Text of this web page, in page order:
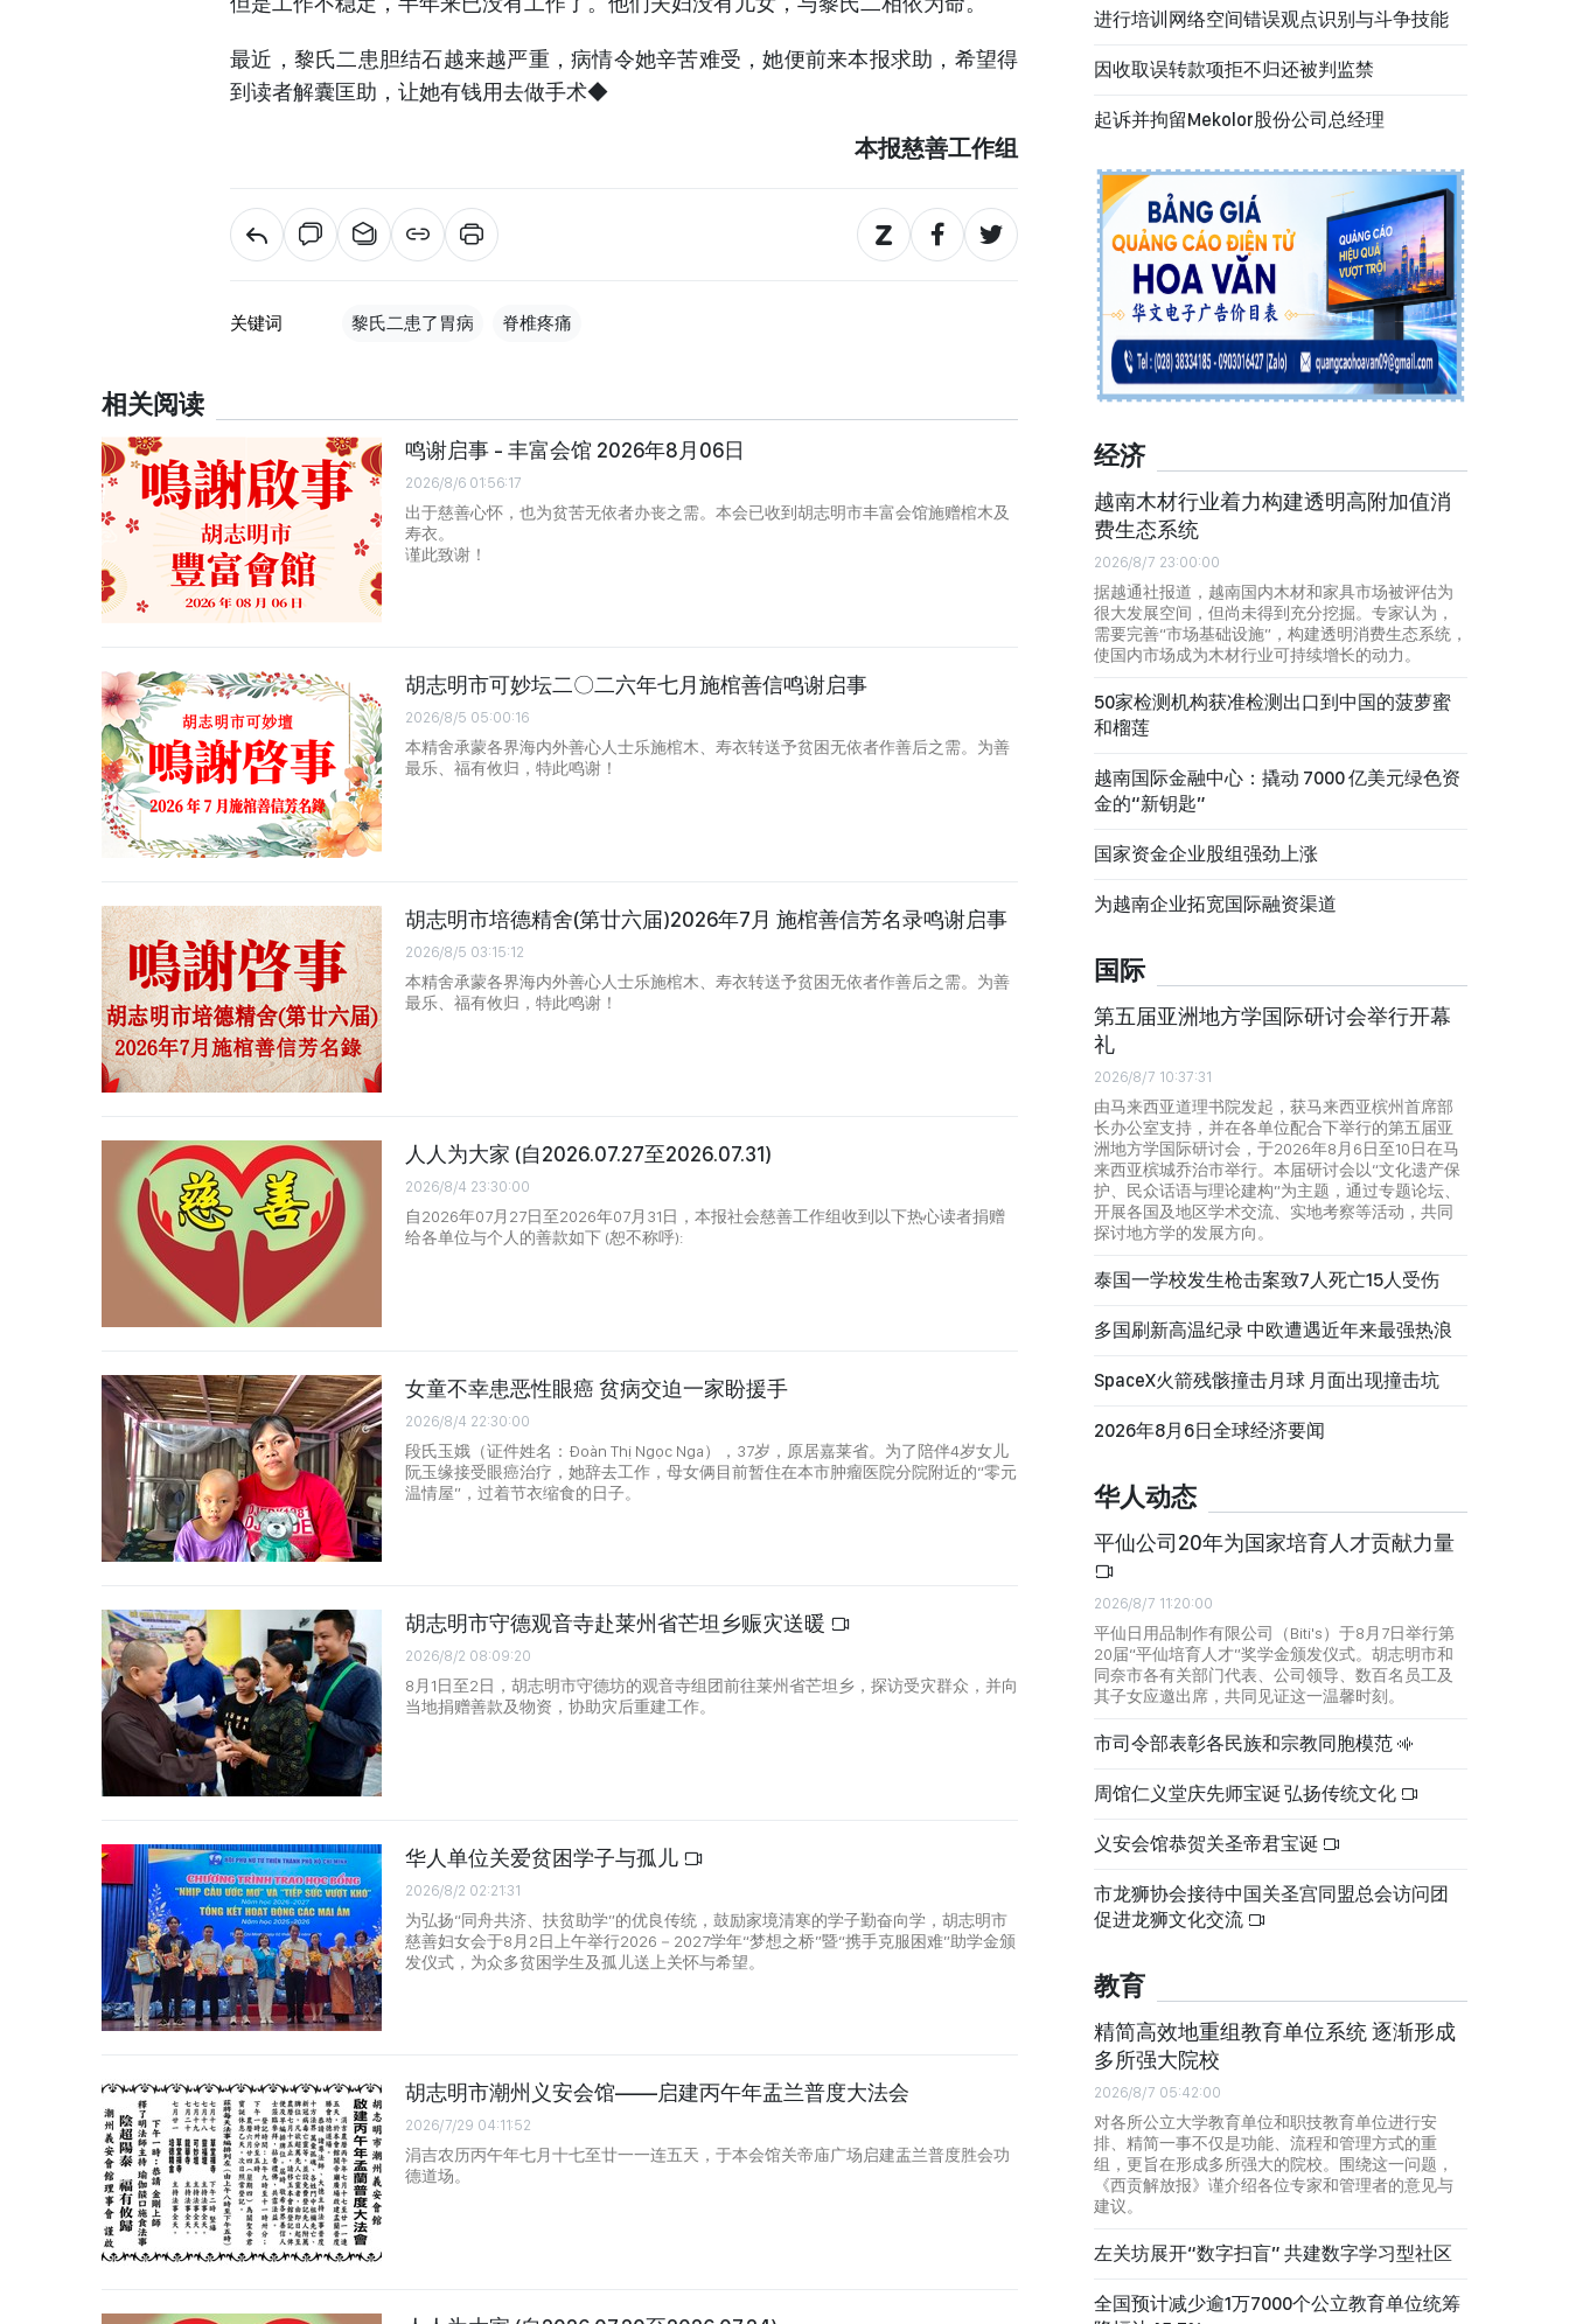
最近，黎氏二患胆结石越来越严重，病情令她辛苦难受，她便前来本报求助，希望得
到读者解囊匡助，让她有钱用去做手术◆
本报慈善工作组
关键词 黎氏二患了胃病 脊椎疼痛
相关阅读
鸣谢启事 - 丰富会馆 2026年8月06日
2026/8/6 01:56:17
出于慈善心怀，也为贫苦无依者办丧之需。本会已收到胡志明市丰富会馆施赠棺木及
寿衣。
谨此致谢！
胡志明市可妙坛二〇二六年七月施棺善信鸣谢启事
2026/8/5 05:00:16
本精舍承蒙各界海内外善心人士乐施棺木、寿衣转送予贫困无依者作善后之需。为善
最乐、福有攸归，特此鸣谢！
胡志明市培德精舍(第廿六届)2026年7月 施棺善信芳名录鸣谢启事
2026/8/5 03:15:12
本精舍承蒙各界海内外善心人士乐施棺木、寿衣转送予贫困无依者作善后之需。为善
最乐、福有攸归，特此鸣谢！
人人为大家 (自2026.07.27至2026.07.31)
2026/8/4 23:30:00
自2026年07月27日至2026年07月31日，本报社会慈善工作组收到以下热心读者捐赠
给各单位与个人的善款如下 (恕不称呼):
女童不幸患恶性眼癌 贫病交迫一家盼援手
2026/8/4 22:30:00
段氏玉娥（证件姓名：Đoàn Thị Ngọc Nga），37岁，原居嘉莱省。为了陪伴4岁女儿
阮玉缘接受眼癌治疗，她辞去工作，母女俩目前暂住在本市肿瘤医院分院附近的“零元
温情屋”，过着节衣缩食的日子。
胡志明市守德观音寺赴莱州省芒坦乡赈灾送暖
2026/8/2 08:09:20
8月1日至2日，胡志明市守德坊的观音寺组团前往莱州省芒坦乡，探访受灾群众，并向
当地捐赠善款及物资，协助灾后重建工作。
华人单位关爱贫困学子与孤儿
2026/8/2 02:21:31
为弘扬“同舟共济、扶贫助学”的优良传统，鼓励家境清寒的学子勤奋向学，胡志明市
慈善妇女会于8月2日上午举行2026－2027学年“梦想之桥”暨“携手克服困难”助学金颁
发仪式，为众多贫困学生及孤儿送上关怀与希望。
胡志明市潮州义安会馆——启建丙午年盂兰普度大法会
2026/7/29 04:11:52
涓吉农历丙午年七月十七至廿一一连五天，于本会馆关帝庙广场启建盂兰普度胜会功
德道场。
进行培训网络空间错误观点识别与斗争技能
因收取误转款项拒不归还被判监禁
起诉并拘留Mekolor股份公司总经理
经济
越南木材行业着力构建透明高附加值消
费生态系统
2026/8/7 23:00:00
据越通社报道，越南国内木材和家具市场被评估为
很大发展空间，但尚未得到充分挖掘。专家认为，
需要完善“市场基础设施”，构建透明消费生态系统，
使国内市场成为木材行业可持续增长的动力。
50家检测机构获准检测出口到中国的菠萝蜜
和榴莲
越南国际金融中心：撬动 7000 亿美元绿色资
金的“新钥匙”
国家资金企业股组强劲上涨
为越南企业拓宽国际融资渠道
国际
第五届亚洲地方学国际研讨会举行开幕
礼
2026/8/7 10:37:31
由马来西亚道理书院发起，获马来西亚槟州首席部
长办公室支持，并在各单位配合下举行的第五届亚
洲地方学国际研讨会，于2026年8月6日至10日在马
来西亚槟城乔治市举行。本届研讨会以“文化遗产保
护、民众话语与理论建构”为主题，通过专题论坛、
开展各国及地区学术交流、实地考察等活动，共同
探讨地方学的发展方向。
泰国一学校发生枪击案致7人死亡15人受伤
多国刷新高温纪录 中欧遭遇近年来最强热浪
SpaceX火箭残骸撞击月球 月面出现撞击坑
2026年8月6日全球经济要闻
华人动态
平仙公司20年为国家培育人才贡献力量
2026/8/7 11:20:00
平仙日用品制作有限公司（Biti's）于8月7日举行第
20届“平仙培育人才”奖学金颁发仪式。胡志明市和
同奈市各有关部门代表、公司领导、数百名员工及
其子女应邀出席，共同见证这一温馨时刻。
市司令部表彰各民族和宗教同胞模范
周馆仁义堂庆先师宝诞 弘扬传统文化
义安会馆恭贺关圣帝君宝诞
市龙狮协会接待中国关圣宫同盟总会访问团
促进龙狮文化交流
教育
精简高效地重组教育单位系统 逐渐形成
多所强大院校
2026/8/7 05:42:00
对各所公立大学教育单位和职技教育单位进行安
排、精简一事不仅是功能、流程和管理方式的重
组，更旨在形成多所强大的院校。围绕这一问题，
《西贡解放报》谨介绍各位专家和管理者的意见与
建议。
左关坊展开“数字扫盲” 共建数字学习型社区
全国预计减少逾1万7000个公立教育单位统筹